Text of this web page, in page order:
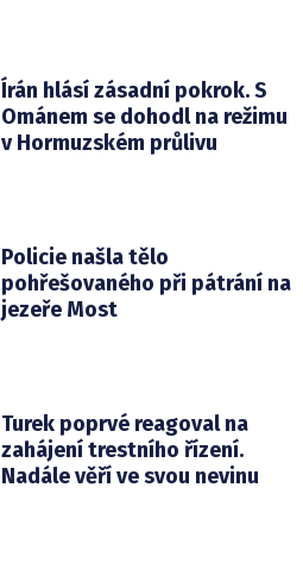
Írán hlásí zásadní pokrok. S
Ománem se dohodl na režimu
v Hormuzském průlivu
Policie našla tělo
pohřešovaného při pátrání na
jezeře Most
Turek poprvé reagoval na
zahájení trestního řízení.
Nadále věří ve svou nevinu